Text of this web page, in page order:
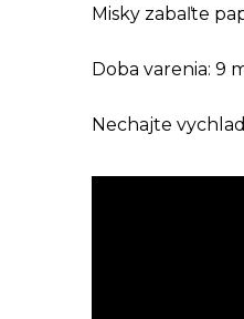
Misky zabaľte
Doba varenia: 9
Nechajte